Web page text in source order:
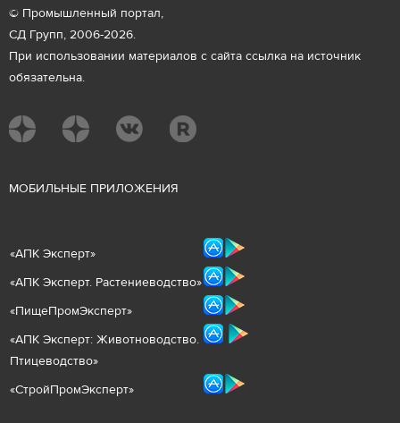
© Промышленный портал,
СД Групп, 2006-2026.
При использовании материалов с сайта ссылка на источник
обязательна.
МОБИЛЬНЫЕ ПРИЛОЖЕНИЯ
«АПК Эксперт»
«АПК Эксперт. Растениеводство»
«ПищеПромЭксперт»
«АПК Эксперт: Животноводство.
Птицеводство»
«СтройПромЭксперт»